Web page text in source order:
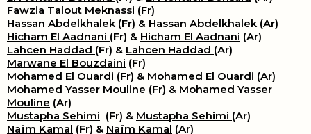
Fawzia Talout Meknassi (Fr)
Hassan Abdelkhalek (Fr) & Hassan Abdelkhalek (Ar)
Hicham El Aadnani (Fr) & Hicham El Aadnani (Ar)
Lahcen Haddad (Fr) & Lahcen Haddad (Ar)
Marwane El Bouzdaini (Fr)
Mohamed El Ouardi (Fr) & Mohamed El Ouardi (Ar)
Mohamed Yasser Mouline (Fr) & Mohamed Yasser
Mouline (Ar)
Mustapha Sehimi (Fr) & Mustapha Sehimi (Ar)
Naïm Kamal (Fr) & Naïm Kamal (Ar)